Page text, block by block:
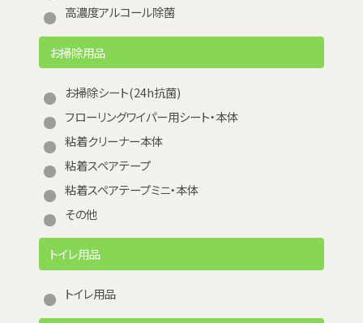
高濃度アルコール除菌
お掃除用品
お掃除シート(24h抗菌)
フローリングワイパー用シート・本体
粘着クリーナー本体
粘着スペアテープ
粘着スペアテープミニ・本体
その他
トイレ用品
トイレ用品